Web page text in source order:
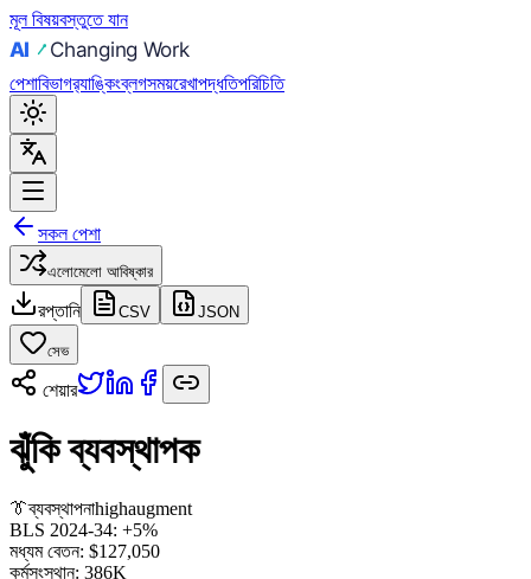
মূল বিষয়বস্তুতে যান
পেশাবিভাগর‍্যাঙ্কিংব্লগসময়রেখাপদ্ধতিপরিচিতি
সকল পেশা
এলোমেলো আবিষ্কার
রপ্তানি CSV JSON
সেভ
শেয়ার
ঝুঁকি ব্যবস্থাপক
👔ব্যবস্থাপনাhighaugment
BLS 2024-34: +5%
মধ্যম বেতন: $127,050
কর্মসংস্থান: 386K